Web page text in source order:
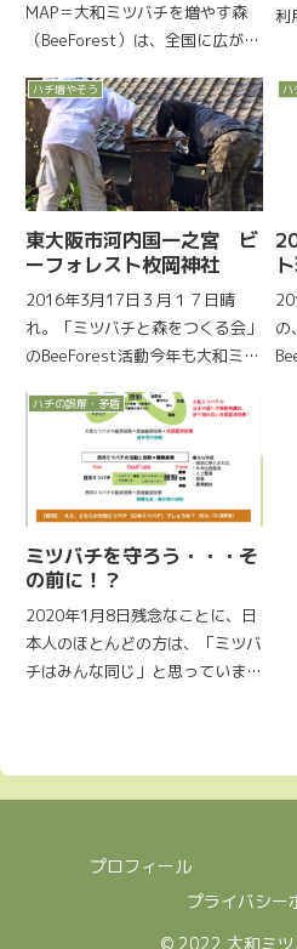
MAP＝大和ミツバチを増やす森
（BeeForest）は、全国に広がり
クラブの活動成果です。
（2017.09現在）BeeForest活動
とは、大和ミツバチを増やして...
利
ハチ増やそう
東大阪市河内国一之宮 ビ
ーフォレスト枚岡神社
2016年3月17日３月１７日晴
れ。「ミツバチと森をつくる会」
のBeeForest活動今年も大和ミツ
「BeeForest枚岡神社」へ置きに
行きました。「ミツバチが森をつ
くる」ことを神社として率先して
取り組んで頂...
ハ
の
ハチの誤解・矛盾
ミツバチを守ろう・・・そ
の前に！？
2020年1月8日残念なことに、日
本人のほとんどの方は、「ミツバ
チはみんな同じ」と思っていま
と誤解だらけの養蜂！？日本には
プロフィール
プライバシー
© 2022 大和ミツ